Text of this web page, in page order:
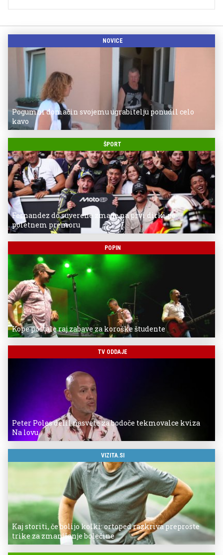
NOVICE
Pogumni domačin svojemu ugrabitelju ponudil celo
kavo
ŠPORT
Fernandez do suverene zmage na prvi dirki po
poletnem premoru
POPIN
Kope postale raj zabave za koroške študente
TV ODDAJE
Peter Poles delil nasvete za bodoče tekmovalce kviza
Na lovu
VIZITA.SI
Kaj storiti, če bolijo kolki: ortoped razkriva preproste
trike za zmanjšanje bolečine